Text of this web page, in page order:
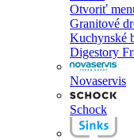
Otvoriť
Granitové
Kuchynské
Digestory
Novaservis
Schock